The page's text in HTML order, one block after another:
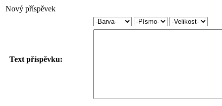
Nový příspěvek
Text příspěvku: